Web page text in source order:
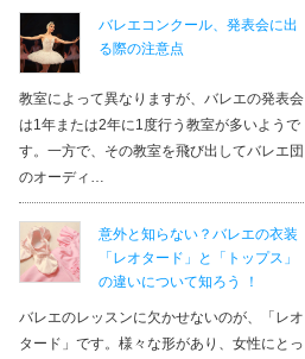
バレエコンクール、発表会に出
る際の注意点
教室によって異なりますが、バレエの発表会
は1年または2年に1度行う教室が多いようで
す。一方で、その教室を飛び出してバレエ団
のオーディ…
意外と知らない？バレエの衣装
「レオタード」と「トップス」
の違いについて知ろう ！
バレエのレッスンに欠かせないのが、「レオ
タード」です。様々な形があり、女性にとっ